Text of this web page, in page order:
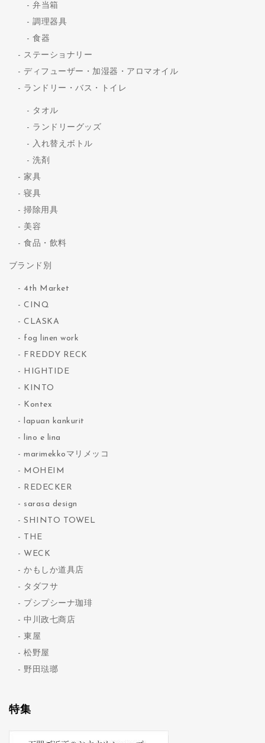
弁当箱
調理器具
食器
ステーショナリー
ディフューザー・加湿器・アロマオイル
ランドリー・バス・トイレ
タオル
ランドリーグッズ
入れ替えボトル
洗剤
家具
寝具
掃除用具
美容
食品・飲料
ブランド別
4th Market
CINQ
CLASKA
fog linen work
FREDDY RECK
HIGHTIDE
KINTO
Kontex
lapuan kankurit
lino e lina
marimekkoマリメッコ
MOHEIM
REDECKER
sarasa design
SHINTO TOWEL
THE
WECK
かもしか道具店
タダフサ
プシプシーナ珈琲
中川政七商店
東屋
松野屋
野田琺瑯
特集